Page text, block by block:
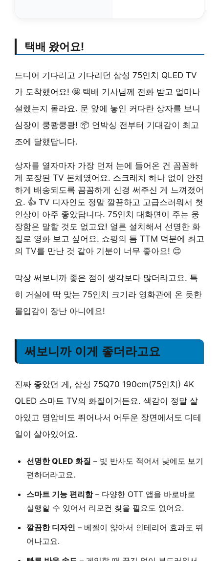
택배 왔어요!
드디어 기다리고 기다리던 삼성 75인치 QLED TV
가 도착했어요! 🤩 택배 기사님께 전화 받고 얼마나
설렜는지 몰라요. 문 앞에 놓인 커다란 상자를 보니
심장이 쿵쾅쿵쾅! 📦 언박싱 전부터 기대감이 최고
조에 달했답니다.
상자를 열자마자 가장 먼저 눈에 들어온 건 꼼꼼하
게 포장된 TV 본체였어요. 스크래치 하나 없이 안전
하게 배송되도록 꼼꼼하게 신경 써주신 게 느껴졌어
요. 👍 TV 디자인도 정말 깔끔하고 고급스러워서 첫
인상이 아주 좋았답니다. 75인치 대화면이 주는 웅
장함은 말할 것도 없고요! 얼른 설치해서 선명한 화
질로 영화 보고 싶어요. 쇼핑의 틈 TTM 덕분에 최고
의 TV를 만난 것 같아 기분이 너무 좋아요! 😊
막상 써보니까 좋은 점이 생각보다 많더라고요. 특
히 거실에 딱 맞는 75인치 크기라 영화관에 온 듯한
몰입감이 장난 아니에요!
써보니까 이게 좋더라고요
진짜 좋았던 게, 삼성 75Q70 190cm(75인치) 4K
QLED 스마트 TV의 화질이거든요. 색감이 정말 살
아있고 명암비도 뛰어나서 어두운 장면에서도 디테
일이 살아있어요.
선명한 QLED 화질 – 빛 반사도 적어서 낮에도 보기
편하더라고요.
스마트 기능 편리함– 다양한 OTT 앱을 바로바로
실행할 수 있어서 리모컨 찾을 필요도 없어요.
깔끔한 디자인 – 베젤이 얇아서 인테리어 효과도 뛰
어나고요.